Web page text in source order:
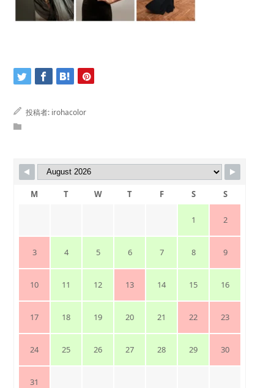
投稿者: irohacolor
M T W T F S S
1 2
3 4 5 6 7 8 9
10 11 12 13 14 15 16
17 18 19 20 21 22 23
24 25 26 27 28 29 30
31